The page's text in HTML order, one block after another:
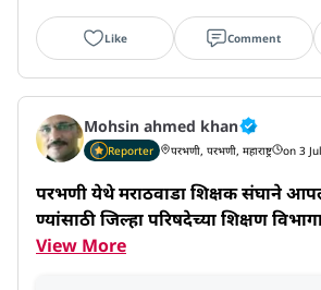
Like Comment
Mohsin ahmed khan
Reporter परभणी, परभणी, महाराष्ट्र on 3
परभणी येथे मराठवाडा शिक्षक संघाने
ण्यांसाठी जिल्हा परिषदेच्या शिक्षण
View More